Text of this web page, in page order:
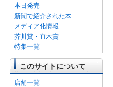
本日発売
新聞で紹介された本
メディア化情報
芥川賞・直木賞
特集一覧
このサイトについて
店舗一覧